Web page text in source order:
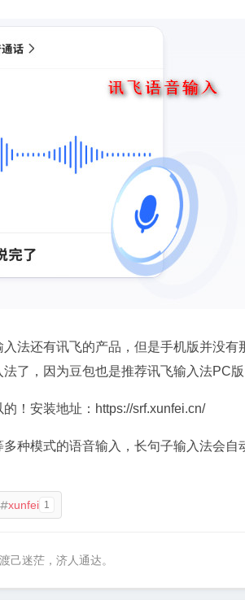
入法还有讯飞的产品，但是手机版并没
了，因为豆包也是推荐讯飞输入法PC版
！安装地址：https://srf.xunfei.cn/
种模式的语音输入，长句子输入法会自
xunfei 1
己迷茫，济人通达。